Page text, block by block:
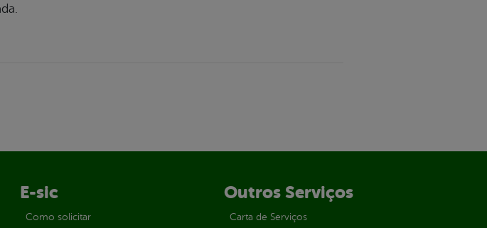
E-sic
Como solicitar
Outros Serviços
Carta de Serviços